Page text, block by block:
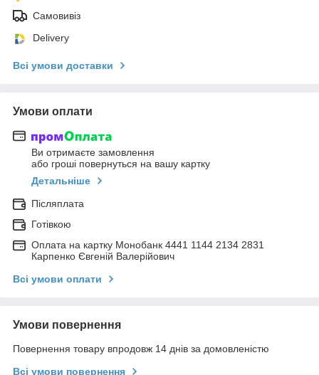
Самовивіз
Delivery
Всі умови доставки
Умови оплати
Ви отримаєте замовлення
або гроші повернуться на вашу картку
Детальніше
Післяплата
Готівкою
Оплата на картку Монобанк 4441 1144 2134 2831
Карпенко Євгеній Валерійович
Всі умови оплати
Умови повернення
Повернення товару впродовж 14 днів за домовленістю
Всі умови повернення